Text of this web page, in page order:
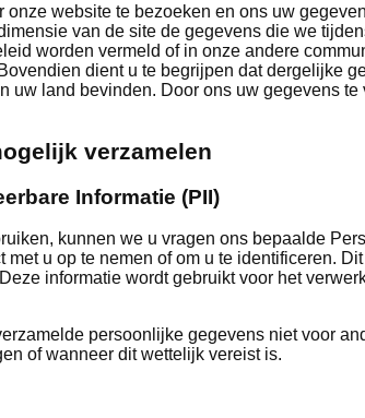
onze website te bezoeken en ons uw
van de site de gegevens die we
worden vermeld of in onze andere
dient u te begrijpen dat dergelijke
uw land bevinden. Door ons uw gegevens
verzamelen
Informatie (PII)
kunnen we u vragen ons bepaalde
met u op te nemen of om u te identificeren.
informatie wordt gebruikt voor het
persoonlijke gegevens niet voor
of wanneer dit wettelijk vereist is.